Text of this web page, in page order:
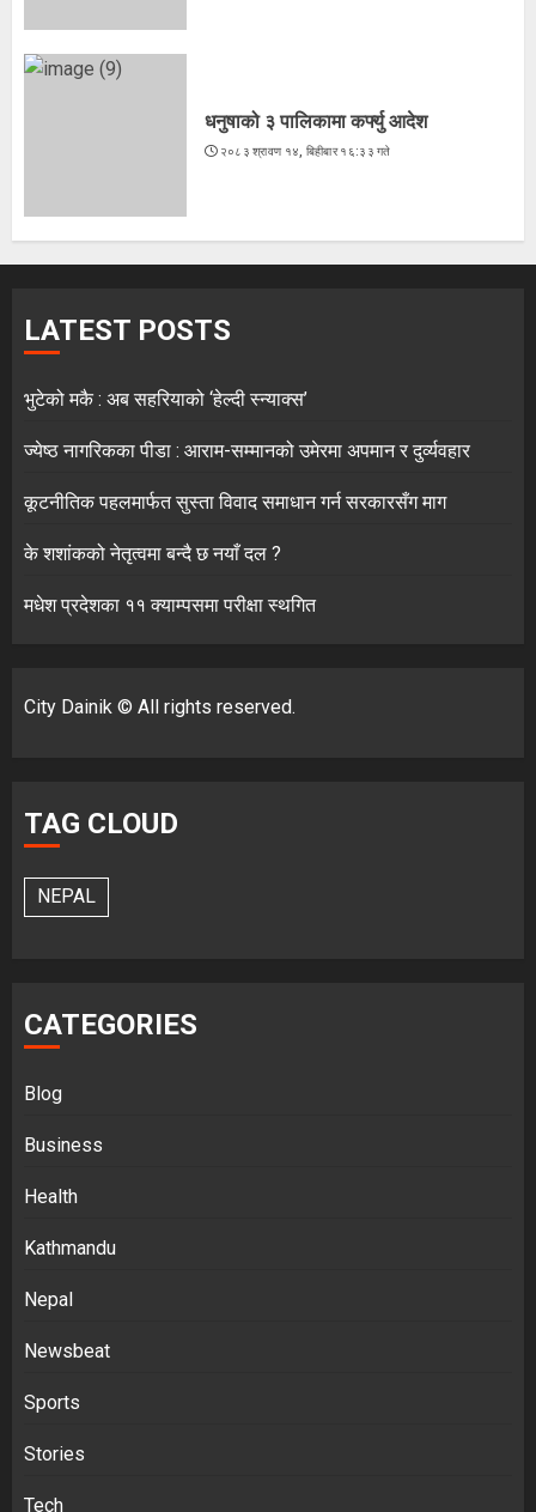
धनुषाको ३ पालिकामा कर्फ्यु आदेश
२०८३ श्रावण १४, बिहीबार १६:३३ गते
LATEST POSTS
भुटेको मकै : अब सहरियाको ‘हेल्दी स्न्याक्स’
ज्येष्ठ नागरिकका पीडा : आराम-सम्मानको उमेरमा अपमान र दुर्व्यवहार
कूटनीतिक पहलमार्फत सुस्ता विवाद समाधान गर्न सरकारसँग माग
के शशांकको नेतृत्वमा बन्दै छ नयाँ दल ?
मधेश प्रदेशका ११ क्याम्पसमा परीक्षा स्थगित
City Dainik © All rights reserved.
TAG CLOUD
NEPAL
CATEGORIES
Blog
Business
Health
Kathmandu
Nepal
Newsbeat
Sports
Stories
Tech